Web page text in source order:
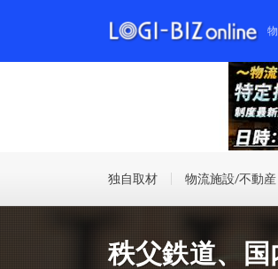
独自取材 物流施設/不動産
秩父鉄道、